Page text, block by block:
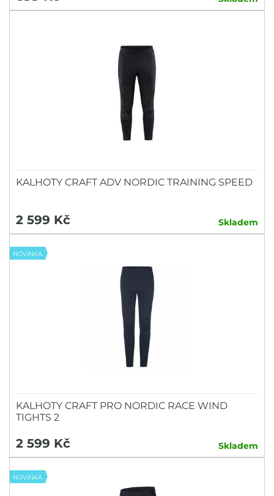
KALHOTY CRAFT ADV NORDIC TRAINING SPEED
2 599 Kč Skladem
NOVINKA
KALHOTY CRAFT PRO NORDIC RACE WIND
TIGHTS 2
2 599 Kč Skladem
NOVINKA